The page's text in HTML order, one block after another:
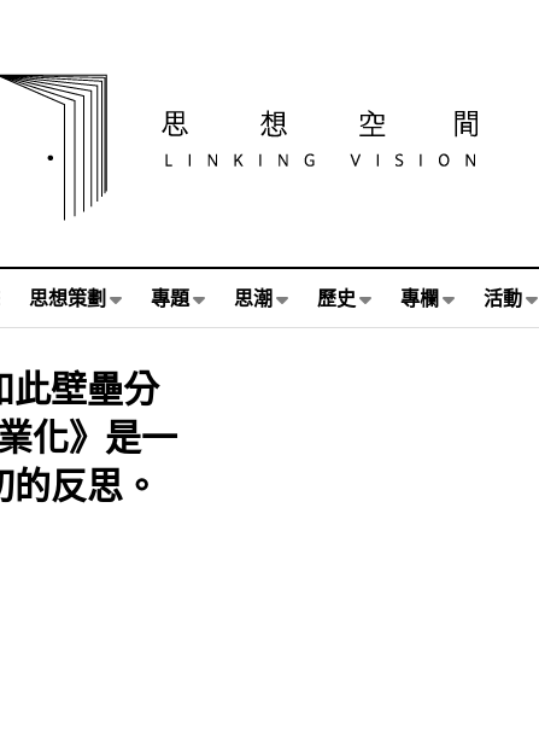
思想策劃 專題 思潮 歷史 專欄 活動
此壁壘分
化》是一
反思。